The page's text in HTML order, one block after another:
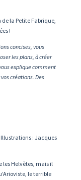
la Petite Fabrique,
!
concises, vous
les plans, à créer
explique comment
créations. Des
: Jacques
les Helvètes, mais il
le terrible